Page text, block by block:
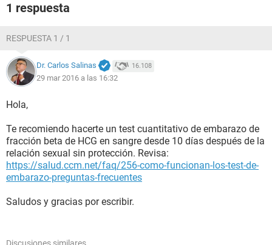
1 respuesta
RESPUESTA 1 / 1
Dr. Carlos Salinas 16.108
29 mar 2016 a las 16:32
Hola,
Te recomiendo hacerte un test cuantitativo de embarazo de
fracción beta de HCG en sangre desde 10 días después de la
relación sexual sin protección. Revisa:
https://salud.ccm.net/faq/256-como-funcionan-los-test-de-
embarazo-preguntas-frecuentes
Saludos y gracias por escribir.